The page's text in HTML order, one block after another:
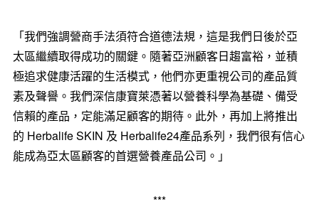
「我們強調營商手法須符合道德法規，這是我們日後於亞
太區繼續取得成功的關鍵。隨著亞洲顧客日趨富裕，並積
極追求健康活躍的生活模式，他們亦更重視公司的產品質
素及聲譽。我們深信康寶萊憑著以營養科學為基礎、備受
信賴的產品，定能滿足顧客的期待。此外，再加上將推出
的 Herbalife SKIN 及 Herbalife24產品系列，我們很有信心
能成為亞太區顧客的首選營養產品公司。」
***